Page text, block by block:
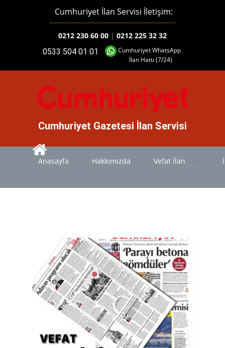
Cumhuriyet WhatsApp
İlan Hattı (7/24)
0533 504 01 01
Cumhuriyet İlan Servisi İletişim:
0212 230 60 00 | 0212 225 32 32
Cumhuriyet Gazetesi İlan Servisi
Anasayfa Hakkımızda Vefat İlan